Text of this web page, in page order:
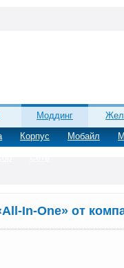
Моддинг
Корпус Мобайл
In-One» от